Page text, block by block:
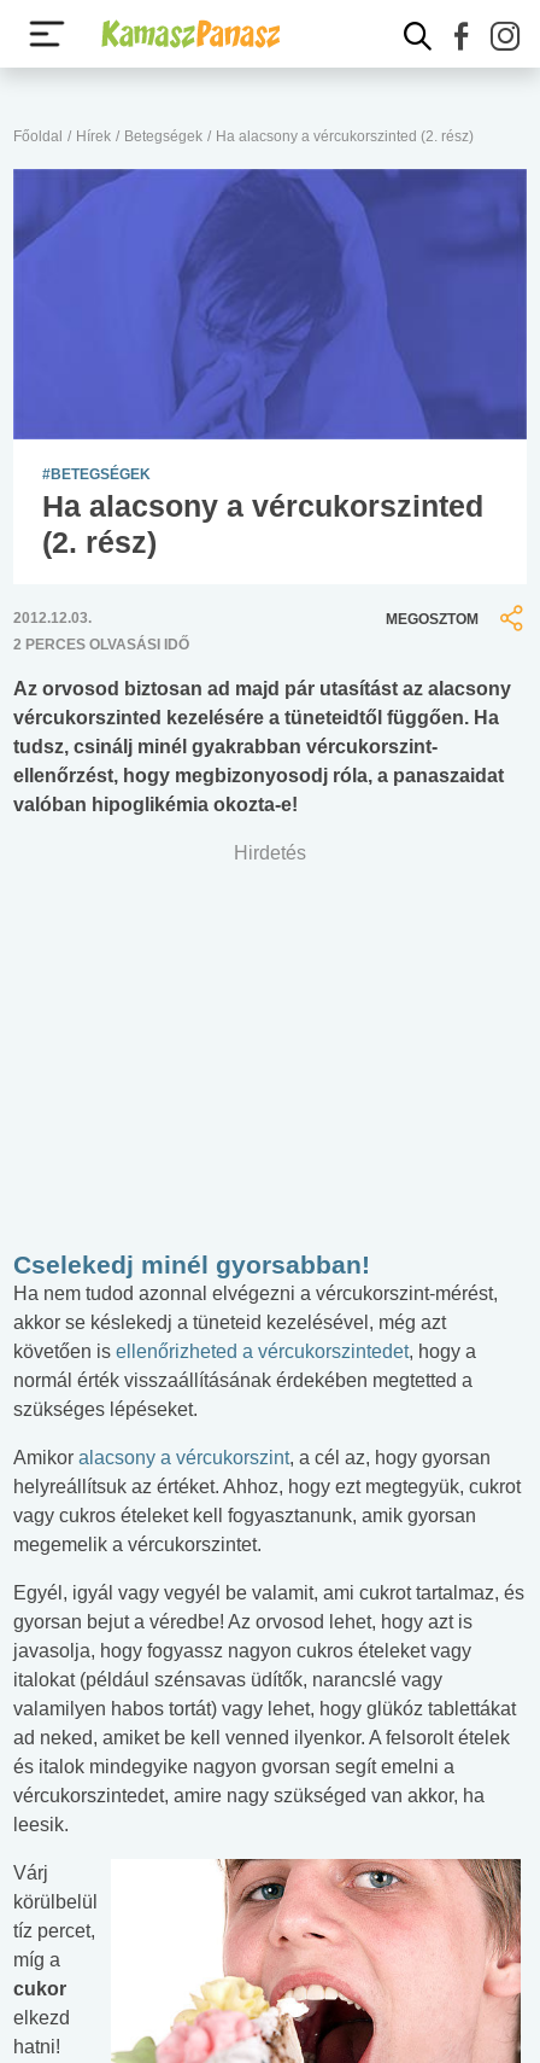
Főoldal / Hírek / Betegségek / Ha alacsony a vércukorszinted (2. rész)
#BETEGSÉGEK
Ha alacsony a vércukorszinted
(2. rész)
2012.12.03.
2 PERCES OLVASÁSI IDŐ
MEGOSZTOM
Az orvosod biztosan ad majd pár utasítást az alacsony
vércukorszinted kezelésére a tüneteidtől függően. Ha
tudsz, csinálj minél gyakrabban vércukorszint-
ellenőrzést, hogy megbizonyosodj róla, a panaszaidat
valóban hipoglikémia okozta-e!
Hirdetés
Cselekedj minél gyorsabban!
Ha nem tudod azonnal elvégezni a vércukorszint-mérést,
akkor se késlekedj a tüneteid kezelésével, még azt
követően is ellenőrizheted a vércukorszintedet, hogy a
normál érték visszaállításának érdekében megtetted a
szükséges lépéseket.
Amikor alacsony a vércukorszint, a cél az, hogy gyorsan
helyreállítsuk az értéket. Ahhoz, hogy ezt megtegyük, cukrot
vagy cukros ételeket kell fogyasztanunk, amik gyorsan
megemelik a vércukorszintet.
Egyél, igyál vagy vegyél be valamit, ami cukrot tartalmaz, és
gyorsan bejut a véredbe! Az orvosod lehet, hogy azt is
javasolja, hogy fogyassz nagyon cukros ételeket vagy
italokat (például szénsavas üdítők, narancslé vagy
valamilyen habos tortát) vagy lehet, hogy glükóz tablettákat
ad neked, amiket be kell venned ilyenkor. A felsorolt ételek
és italok mindegyike nagyon gvorsan segít emelni a
vércukorszintedet, amire nagy szükséged van akkor, ha
leesik.
Várj
körülbelül
tíz percet,
míg a
cukor
elkezd
hatni!